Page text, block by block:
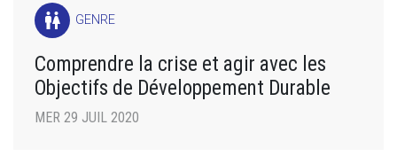
wc GENRE
Comprendre la crise et agir avec les
Objectifs de Développement Durable
MER 29 JUIL 2020